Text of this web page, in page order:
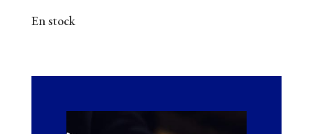
En stock